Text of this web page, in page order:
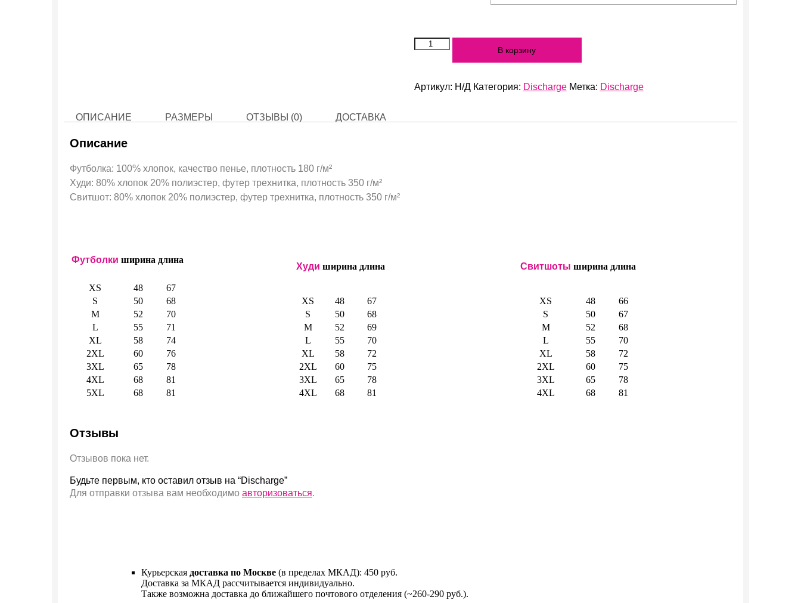
Количество
Discharge
В корзину
Артикул: Н/Д Категория: Discharge Метка: Discharge
ОПИСАНИЕ РАЗМЕРЫ ОТЗЫВЫ (0) ДОСТАВКА
Описание
Футболка: 100% хлопок, качество пенье, плотность 180 г/м²
Худи: 80% хлопок 20% полиэстер, футер трехнитка, плотность 350 г/м²
Свитшот: 80% хлопок 20% полиэстер, футер трехнитка, плотность 350 г/м²
Футболки ширина длина
XS 48
67
S
50
68
M
52
70
L
55
71
XL
58
74
2XL
60
76
3XL
65
78
4XL
68
81
5XL
68 81
Худи ширина длина
XS 48
67
S
50
68
M
52
69
L
55
70
XL
58
72
2XL
60
75
3XL
65
78
4XL
68 81
Свитшоты ширина длина
XS 48
66
S
50
67
M
52
68
L
55
70
XL
58
72
2XL
60
75
3XL
65
78
4XL
68 81
Отзывы
Отзывов пока нет.
Будьте первым, кто оставил отзыв на “Discharge”
Для отправки отзыва вам необходимо авторизоваться.
Курьерская доставка по Москве (в пределах МКАД): 450 руб.
Доставка за МКАД рассчитывается индивидуально.
Также возможна доставка до ближайшего почтового отделения (~260-290 руб.).